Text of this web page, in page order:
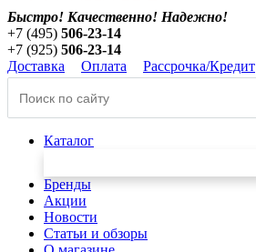
Быстро! Качественно! Надежно!
+7 (495) 506-23-14
+7 (925) 506-23-14
Доставка
Оплата Рассрочка/Кредит
Каталог
Бренды
Акции
Новости
Статьи и обзоры